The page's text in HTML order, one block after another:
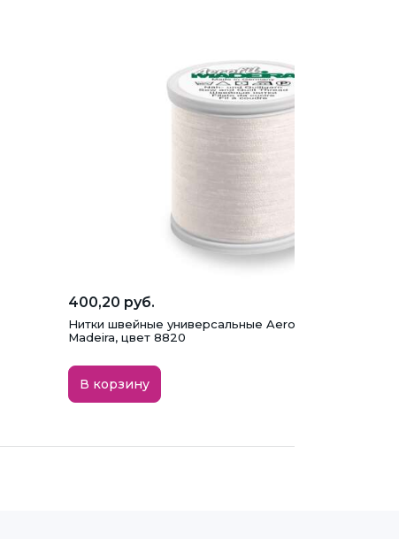
400,20 руб.
Нитки швейные универсальные Aerofil №120 (1000)
Madeira, цвет 8820
В корзину